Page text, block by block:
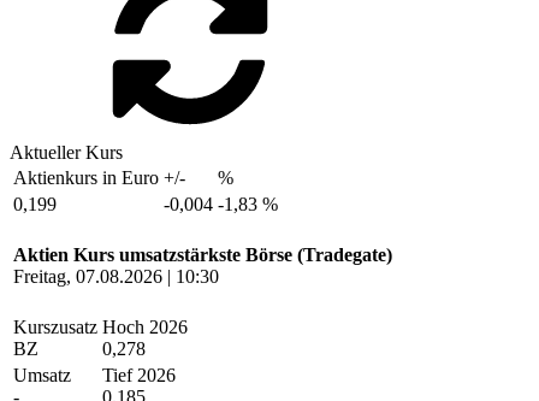
Aktueller Kurs
Aktienkurs in Euro +/-
%
0,199
-0,004 -1,83 %
Aktien Kurs umsatzstärkste Börse (Tradegate)
Freitag, 07.08.2026 | 10:30
Kurszusatz
BZ
Hoch 2026
0,278
Umsatz
Tief 2026